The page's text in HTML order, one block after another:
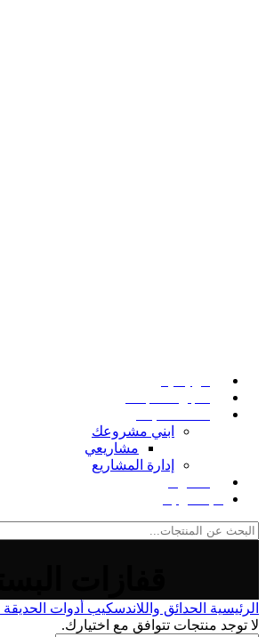
ابني مشروعك
مشاريعي
إدارة المشاريع
الرئيسية الحدائق واللاندسكيب أدوات الحديقة
لا توجد منتجات تتوافق مع اختيارك.